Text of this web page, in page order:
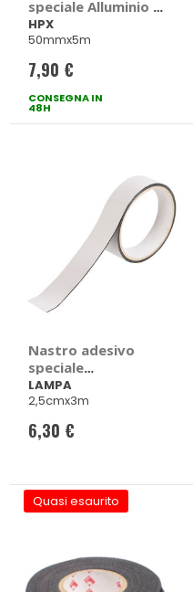
speciale Alluminio -
HPX
HPX
50mmx5m
7,90 €
CONSEGNA IN
48H
Nastro adesivo
speciale
Autoagglomerante
- LAMPA
LAMPA
2,5cmx3m
6,30 €
Quasi esaurito